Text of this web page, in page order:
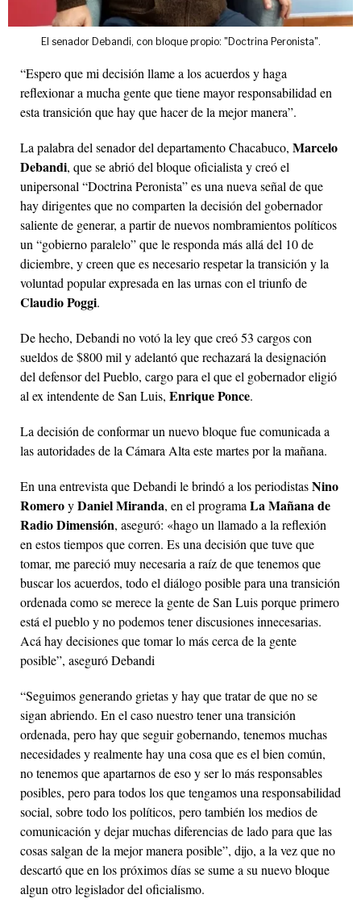
El senador Debandi, con bloque propio: "Doctrina Peronista".
“Espero que mi decisión llame a los acuerdos y haga
reflexionar a mucha gente que tiene mayor responsabilidad en
esta transición que hay que hacer de la mejor manera”.
La palabra del senador del departamento Chacabuco, Marcelo
Debandi, que se abrió del bloque oficialista y creó el
unipersonal “Doctrina Peronista” es una nueva señal de que
hay dirigentes que no comparten la decisión del gobernador
saliente de generar, a partir de nuevos nombramientos políticos
un “gobierno paralelo” que le responda más allá del 10 de
diciembre, y creen que es necesario respetar la transición y la
voluntad popular expresada en las urnas con el triunfo de
Claudio Poggi.
De hecho, Debandi no votó la ley que creó 53 cargos con
sueldos de $800 mil y adelantó que rechazará la designación
del defensor del Pueblo, cargo para el que el gobernador eligió
al ex intendente de San Luis, Enrique Ponce.
La decisión de conformar un nuevo bloque fue comunicada a
las autoridades de la Cámara Alta este martes por la mañana.
En una entrevista que Debandi le brindó a los periodistasNino
RomeroyDaniel Miranda, en el programaLa Mañana de
Radio Dimensión, aseguró: «hago un llamado a la reflexión
en estos tiempos que corren. Es una decisión que tuve que
tomar, me pareció muy necesaria a raíz de que tenemos que
buscar los acuerdos, todo el diálogo posible para una transición
ordenada como se merece la gente de San Luis porque primero
está el pueblo y no podemos tener discusiones innecesarias.
Acá hay decisiones que tomar lo más cerca de la gente
posible”, aseguró Debandi
“Seguimos generando grietas y hay que tratar de que no se
sigan abriendo. En el caso nuestro tener una transición
ordenada, pero hay que seguir gobernando, tenemos muchas
necesidades y realmente hay una cosa que es el bien común,
no tenemos que apartarnos de eso y ser lo más responsables
posibles, pero para todos los que tengamos una responsabilidad
social, sobre todo los políticos, pero también los medios de
comunicación y dejar muchas diferencias de lado para que las
cosas salgan de la mejor manera posible”, dijo, a la vez que no
descartó que en los próximos días se sume a su nuevo bloque
algun otro legislador del oficialismo.